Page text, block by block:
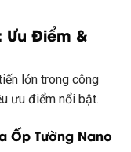
Ưu Điểm &
lớn trong công
ưu điểm nổi bật.
Ốp Tường Nano